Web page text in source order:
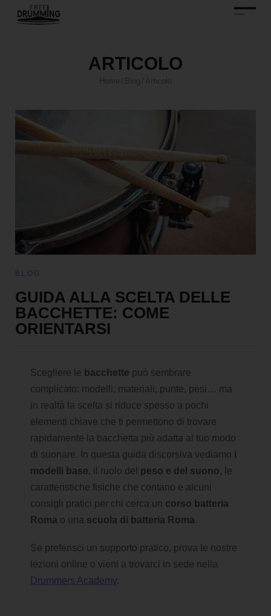
ARTICOLO
BLOG
GUIDA ALLA SCELTA DELLE
BACCHETTE: COME
ORIENTARSI
Scegliere le bacchette può sembrare
complicato: modelli, materiali, punte, pesi… ma
in realtà la scelta si riduce spesso a pochi
elementi chiave che ti permettono di trovare
rapidamente la bacchetta più adatta al tuo modo
di suonare. In questa guida discorsiva vediamo i
modelli base, il ruolo del peso e del suono, le
caratteristiche fisiche che contano e alcuni
consigli pratici per chi cerca un corso batteria
Roma o una scuola di batteria Roma.
Se preferisci un supporto pratico, prova le nostre
lezioni online o vieni a trovarci in sede nella
Drummers Academy.